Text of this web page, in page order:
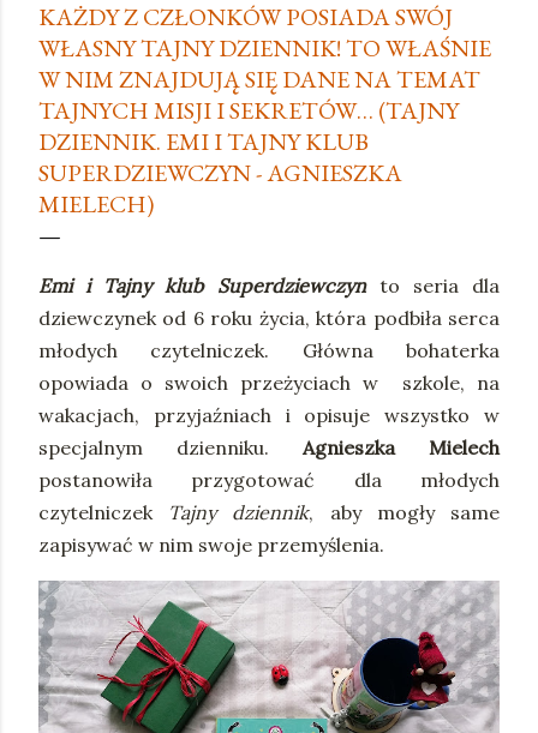
KAŻDY Z CZŁONKÓW POSIADA SWÓJ
WŁASNY TAJNY DZIENNIK! TO WŁAŚNIE
W NIM ZNAJDUJĄ SIĘ DANE NA TEMAT
TAJNYCH MISJI I SEKRETÓW… (TAJNY
DZIENNIK. EMI I TAJNY KLUB
SUPERDZIEWCZYN - AGNIESZKA
MIELECH)
Emi i Tajny klub Superdziewczynto seria dla
dziewczynek od 6 roku życia, która podbiła serca
młodych czytelniczek. Główna bohaterka
opowiada o swoich przeżyciach w szkole, na
wakacjach, przyjaźniach i opisuje wszystko w
specjalnym dzienniku. Agnieszka Mielech
postanowiła przygotować dla młodych
czytelniczek Tajny dziennik, aby mogły same
zapisywać w nim swoje przemyślenia.